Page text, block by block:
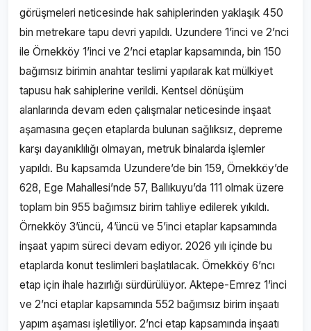
görüşmeleri neticesinde hak sahiplerinden yaklaşık 450
bin metrekare tapu devri yapıldı. Uzundere 1’inci ve 2’nci
ile Örnekköy 1’inci ve 2’nci etaplar kapsamında, bin 150
bağımsız birimin anahtar teslimi yapılarak kat mülkiyet
tapusu hak sahiplerine verildi. Kentsel dönüşüm
alanlarında devam eden çalışmalar neticesinde inşaat
aşamasına geçen etaplarda bulunan sağlıksız, depreme
karşı dayanıklılığı olmayan, metruk binalarda işlemler
yapıldı. Bu kapsamda Uzundere’de bin 159, Örnekköy’de
628, Ege Mahallesi’nde 57, Ballıkuyu’da 111 olmak üzere
toplam bin 955 bağımsız birim tahliye edilerek yıkıldı.
Örnekköy 3’üncü, 4’üncü ve 5’inci etaplar kapsamında
inşaat yapım süreci devam ediyor. 2026 yılı içinde bu
etaplarda konut teslimleri başlatılacak. Örnekköy 6’ncı
etap için ihale hazırlığı sürdürülüyor. Aktepe-Emrez 1’inci
ve 2’nci etaplar kapsamında 552 bağımsız birim inşaatı
yapım aşaması işletiliyor. 2’nci etap kapsamında inşaatı